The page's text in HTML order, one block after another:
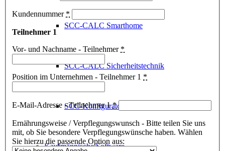
SCC-CALC Smarthome
SCC-CALC Sicherheitstechnik
SCC-Konfigurator
Kaufmännische Software
Kundennummer *
Teilnehmer 1
Vor- und Nachname - Teilnehmer *
Position im Unternehmen - Teilnehmer 1 *
E-Mail-Adresse - Teilnehmer 1*
Ernährungsweise / Verpflegungswunsch - Bitte teilen Sie uns
mit, ob Sie besondere Verpflegungswünsche haben. Wählen
Sie hierzu die passende Option aus: